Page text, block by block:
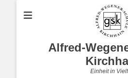
Alfred-
Einheit in